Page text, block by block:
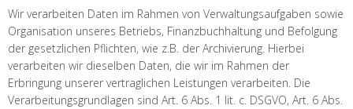
Wir verarbeiten Daten im Rahmen von Verwaltungsaufgaben sowie
Organisation unseres Betriebs, Finanzbuchhaltung und Befolgung
der gesetzlichen Pflichten, wie z.B. der Archivierung. Hierbei
verarbeiten wir dieselben Daten, die wir im Rahmen der
Erbringung unserer vertraglichen Leistungen verarbeiten. Die
Verarbeitungsgrundlagen sind Art. 6 Abs. 1 lit. c. DSGVO, Art. 6 Abs.